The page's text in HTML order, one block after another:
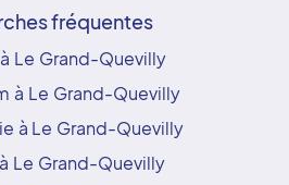
fréquentes
Le Grand-Quevilly
à Le Grand-Quevilly
à Le Grand-Quevilly
Le Grand-Quevilly